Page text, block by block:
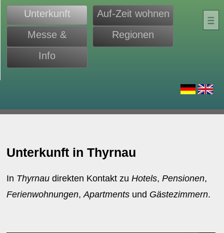
Unterkunft
Auf-Zeit wohnen
Messe &
Monteure
Regionen
Info
Unterkunft in Thyrnau
In Thyrnau direkten Kontakt zuHotels,Pensionen,
Ferienwohnungen,Apartments und Gästezimmern.